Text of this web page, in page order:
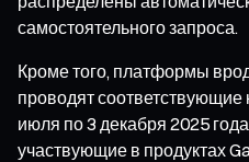
самостоятельного запроса.
Кроме того, платформы
проводят
июля по 3 декабря 2025
участвующие в продуктах